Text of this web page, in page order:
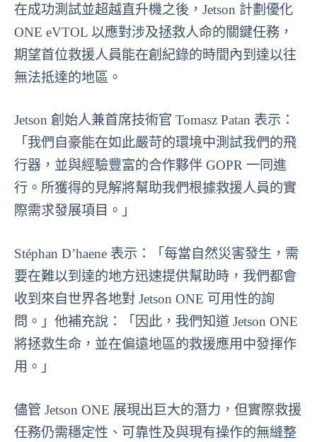
在成功測試並超越直升機之後，Jetson 計劃優化
ONE eVTOL 以應對涉及拯救人命的關鍵任務，
期望首位救援人員能在創紀錄的時間內到達以往
無法抵達的地區。
Jetson 創始人兼首席技術官 Tomasz Patan 表示：
「我們自豪能在如此嚴苛的環境中測試我們的飛
行器，並與經驗豐富的合作夥伴 GOPR 一同進
行。所獲得的見解將幫助我們根據救援人員的實
際需求發展項目。」
Stéphan D’haene 表示：「每當自然災害發生，需
要在難以到達的地方迅速提供幫助時，我們都會
收到來自世界各地對 Jetson ONE 可用性的詢
問。」他補充說：「因此，我們知道 Jetson ONE
將拯救生命，並在偏遠地區的救援應用中發揮作
用。」
儘管 Jetson ONE 展現出巨大的潛力，但實際救援
任務仍需穩定性、可靠性及與現有操作的無縫整